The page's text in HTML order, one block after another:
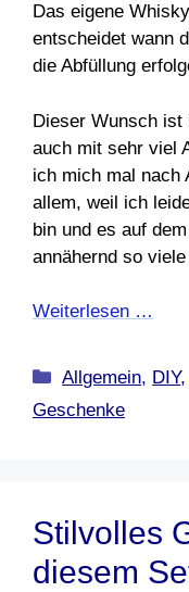
Das eigene
entscheidet wann
die Abfüllung
Dieser Wunsch
auch mit sehr viel
ich mich mal nach
allem, weil ich
bin und es auf
annähernd so
Weiterlesen …
Kategorien
Allgemein, DIY
Geschenke
Stilvolles
diesem